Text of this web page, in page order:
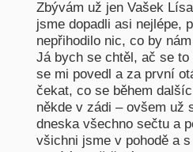
Zbývám už jen Vašek
jsme dopadli asi nejlépe,
nepřihodilo nic, co by
Já bych se chtěl, ač se
se mi povedl a za první
čekat, co se během
někde v zádi – ovšem už
dneska všechno sečtu a
všichni jsme v pohodě a